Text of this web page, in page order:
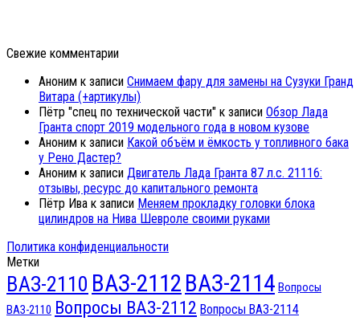
Свежие комментарии
Аноним к записи Снимаем фару для замены на Сузуки Гранд
Витара (+артикулы)
Пётр "спец по технической части" к записи Обзор Лада
Гранта спорт 2019 модельного года в новом кузове
Аноним к записи Какой объём и ёмкость у топливного бака
у Рено Дастер?
Аноним к записи Двигатель Лада Гранта 87 л.с. 21116:
отзывы, ресурс до капитального ремонта
Пётр Ива к записи Меняем прокладку головки блока
цилиндров на Нива Шевроле своими руками
Политика конфиденциальности
Метки
ВАЗ-2110 ВАЗ-2112 ВАЗ-2114 Вопросы
ВАЗ-2110 Вопросы ВАЗ-2112 Вопросы ВАЗ-2114